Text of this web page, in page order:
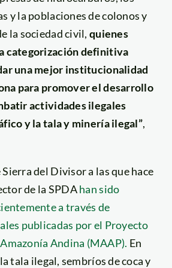
y la poblaciones de colonos y
la sociedad civil, quienes
categorización definitiva
una mejor institucionalidad
para promover el desarrollo
actividades ilegales
y la tala y minería ilegal”,
Sierra del Divisor a las que hace
de la SPDAhan sido
a través de
publicadas por el Proyecto
Andina (MAAP). En
tala ilegal, sembríos de coca y